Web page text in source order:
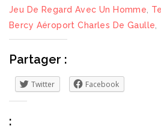
Jeu De Regard Avec Un Homme
Bercy Aéroport Charles De Gaulle
Partager :
Twitter Facebook
: